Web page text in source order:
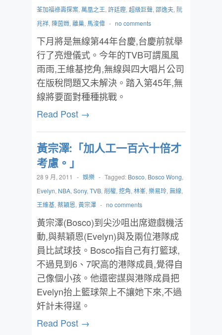
荃加福祿壽探案, 萬凰之王, 許廷鏗, 超級巨聲, 邵逸夫, 阮
兆祥, 陳茵媺, 離巢, 馬浚偉 - no comments
下月將是無線第44年台慶,台慶前就舉
行了亮燈儀式。今年的TVB可謂風風
雨雨,王維基挖角,無線與四大唱片公司
在版稅問題又未解決。踏入第45年,無
線將要面對種種挑戰。
Read Post →
黃宗澤:「加人工一百六十倍才
考慮。」
28 9 月, 2011 - 娛樂 - Tagged: Bosco, Bosco Wong,
Evelyn, NBA, Sony, TVB, 削權, 挖角, 林峯, 樂易玲, 無線,
王維基, 蔡穎恩, 黃宗澤 - no comments
黃宗澤(Bosco)到尖沙咀出席遊戲機活
動,與蔡穎恩(Evelyn)與及兩位港隊成
員比試球技。Bosco指自己有打籃球,
不過見到6、7呎高的港隊成員,覺得自
己像個小孩。他還密謀與港隊成員把
Evelyn抬上籃球架上不讓她下來,不過
奸計未得逞。
Read Post →